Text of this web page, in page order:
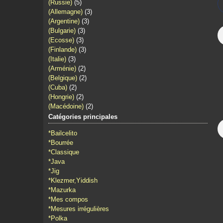
Janvier(5)
(Russie) (5)
(Allemagne) (3)
(Argentine) (3)
(Bulgarie) (3)
(Ecosse) (3)
(Finlande) (3)
(Italie) (3)
(Arménie) (2)
(Belgique) (2)
(Cuba) (2)
(Hongrie) (2)
(Macédoine) (2)
Catégories principales
*Bailcelito
*Bourrée
*Classique
*Java
*Jig
*Klezmer,Yiddish
*Mazurka
*Mes compos
*Mesures irrégulières
*Polka